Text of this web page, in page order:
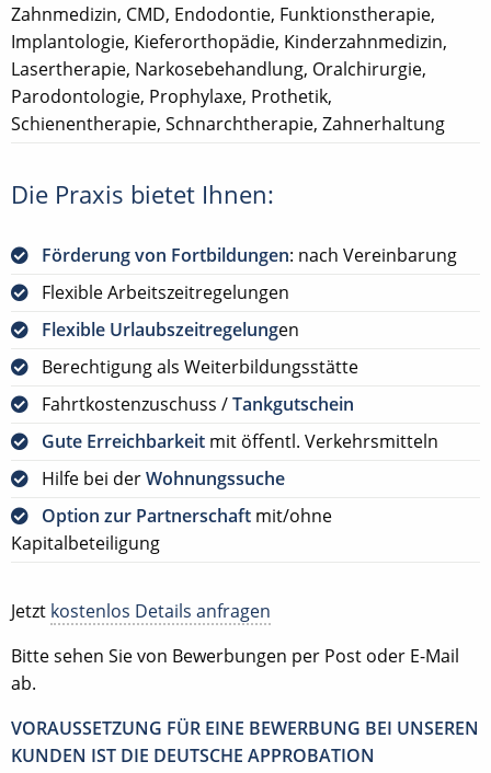
Zahnmedizin, CMD, Endodontie, Funktionstherapie,
Implantologie, Kieferorthopädie, Kinderzahnmedizin,
Lasertherapie, Narkosebehandlung, Oralchirurgie,
Parodontologie, Prophylaxe, Prothetik,
Schienentherapie, Schnarchtherapie, Zahnerhaltung
Die Praxis bietet Ihnen:
Förderung von Fortbildungen: nach Vereinbarung
Flexible Arbeitszeitregelungen
Flexible Urlaubszeitregelungen
Berechtigung als Weiterbildungsstätte
Fahrtkostenzuschuss /Tankgutschein
Gute Erreichbarkeit mit öffentl. Verkehrsmitteln
Hilfe bei derWohnungssuche
Option zur Partnerschaft mit/ohne
Kapitalbeteiligung
Jetzt kostenlos Details anfragen
Bitte sehen Sie von Bewerbungen per Post oder E-Mail
ab.
VORAUSSETZUNG FÜR EINE BEWERBUNG BEI UNSEREN
KUNDEN IST DIE DEUTSCHE APPROBATION